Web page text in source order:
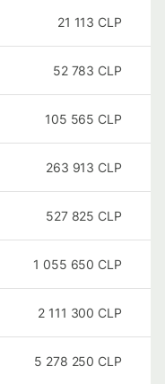
21 113 CLP
52 783 CLP
105 565 CLP
263 913 CLP
527 825 CLP
1 055 650 CLP
2 111 300 CLP
5 278 250 CLP